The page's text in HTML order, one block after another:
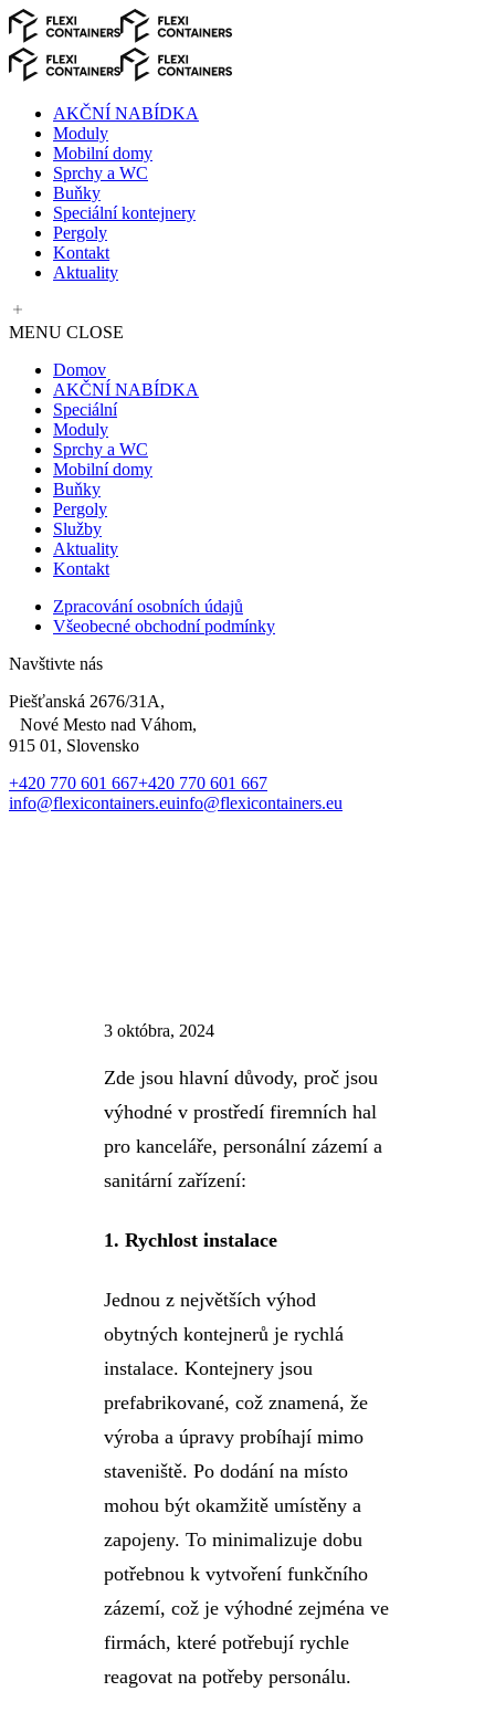
Skip
to
content
AKČNÍ NABÍDKA
Moduly
Mobilní domy
Sprchy a WC
Buňky
Speciální kontejnery
Pergoly
Kontakt
Aktuality
MENU CLOSE
Domov
AKČNÍ NABÍDKA
Speciální
Moduly
Sprchy a WC
Mobilní domy
Buňky
Pergoly
Služby
Aktuality
Kontakt
Zpracování osobních údajů
Všeobecné obchodní podmínky
Navštivte nás
Piešťanská 2676/31A,
Nové Mesto nad Váhom,
915 01, Slovensko
+420 770 601 667+420 770 601 667
info@flexicontainers.euinfo@flexicontainers.eu
3 októbra, 2024
Zde jsou hlavní důvody, proč jsou
výhodné v prostředí firemních hal
pro kanceláře, personální zázemí a
sanitární zařízení:
1.Rychlost instalace
Jednou z největších výhod
obytných kontejnerů je rychlá
instalace. Kontejnery jsou
prefabrikované, což znamená, že
výroba a úpravy probíhají mimo
staveniště. Po dodání na místo
mohou být okamžitě umístěny a
zapojeny. To minimalizuje dobu
potřebnou k vytvoření funkčního
zázemí, což je výhodné zejména ve
firmách, které potřebují rychle
reagovat na potřeby personálu.